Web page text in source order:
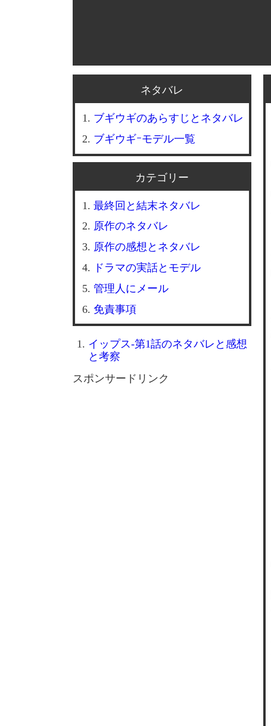
ネタバレ
ブギウギのあらすじとネタバレ
ブギウギｰモデル一覧
カテゴリー
最終回と結末ネタバレ
原作のネタバレ
原作の感想とネタバレ
ドラマの実話とモデル
管理人にメール
免責事項
イップス-第1話のネタバレと感想
と考察
スポンサードリンク